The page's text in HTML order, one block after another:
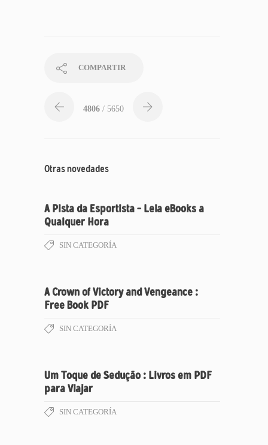
COMPARTIR
4806 / 5650
Otras novedades
A Pista da Esportista – Leia eBooks a
Qualquer Hora
SIN CATEGORÍA
A Crown of Victory and Vengeance :
Free Book PDF
SIN CATEGORÍA
Um Toque de Sedução : Livros em PDF
para Viajar
SIN CATEGORÍA